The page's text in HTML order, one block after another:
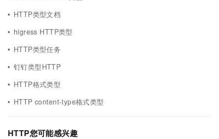
HTTP类型文档
higress HTTP类型
HTTP类型任务
钉钉类型HTTP
HTTP格式类型
HTTP content-type格式类型
HTTP您可能感兴趣